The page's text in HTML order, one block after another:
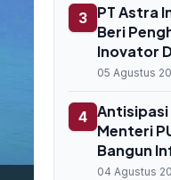
3 PT Astra
Beri
Inovator
2026
05 Agustus
4 Antisipasi
Menteri
Bangun
04 Agustus